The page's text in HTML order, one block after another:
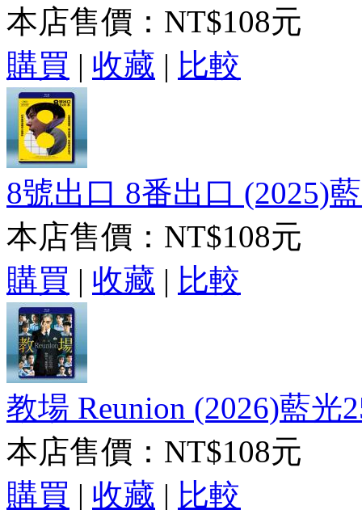
本店售價： NT$108元
購買 | 收藏 | 比較
8號出口 8番出口 (2025)
本店售價： NT$108元
購買 | 收藏 | 比較
教場 Reunion (2026)藍光
本店售價： NT$108元
購買 | 收藏 | 比較